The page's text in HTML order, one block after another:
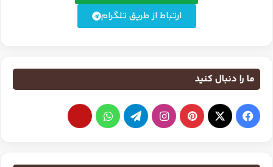
ارتباط از طریق تلگرام
ما را دنبال کنید